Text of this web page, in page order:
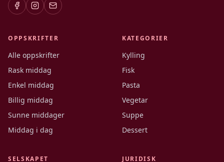
OPPSKRIFTER
Alle oppskrifter
Rask middag
Enkel middag
Billig middag
Sunne middager
Middag i dag
KATEGORIER
Kylling
Fisk
Pasta
Vegetar
Suppe
Dessert
SELSKAPET JURIDISK